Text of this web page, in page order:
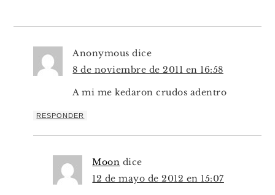
Anonymous dice
8 de noviembre de 2011 en 16:58
A mi me kedaron crudos adentro
RESPONDER
Moon dice
12 de mayo de 2012 en 15:07